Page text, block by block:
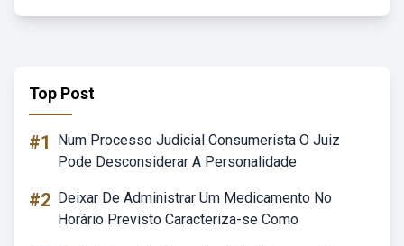
Top Post
#1
Num Processo Judicial Consumerista O Juiz
Pode Desconsiderar A Personalidade
#2 Deixar De Administrar Um Medicamento No
Horário Previsto Caracteriza-se Como